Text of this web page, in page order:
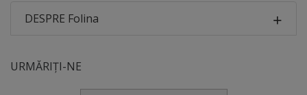
DESPRE Folina
URMĂRIȚI-NE